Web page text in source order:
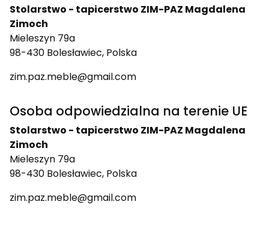
Stolarstwo - tapicerstwo ZIM-PAZ Magdalena
Zimoch
Mieleszyn 79a
98-430 Bolesławiec, Polska
zim.paz.meble@gmail.com
Osoba odpowiedzialna na terenie UE
Stolarstwo - tapicerstwo ZIM-PAZ Magdalena
Zimoch
Mieleszyn 79a
98-430 Bolesławiec, Polska
zim.paz.meble@gmail.com